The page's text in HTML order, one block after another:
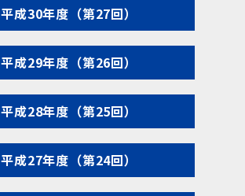
平成30年度（第27回）
平成29年度（第26回）
平成28年度（第25回）
平成27年度（第24回）